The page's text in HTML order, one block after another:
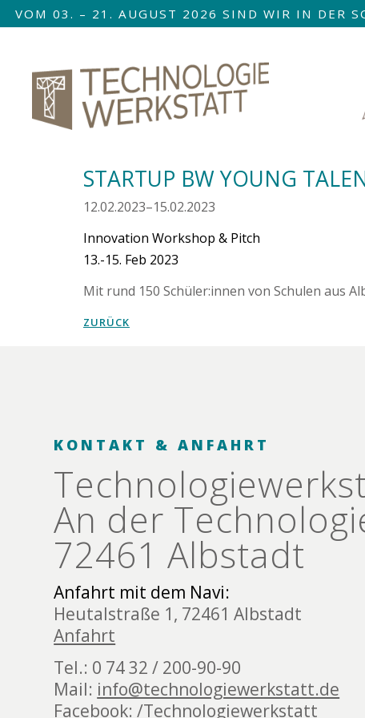
VOM 03. – 21. AUGUST 2026 SIND WIR IN DER
STARTUP BW YOUNG
12.02.2023–15.02.2023
Innovation Workshop & Pitch
13.-15. Feb 2023
Mit rund 150 Schüler:innen von Schulen aus
ZURÜCK
KONTAKT & ANFAHRT
An der
72461 Albstadt
Anfahrt mit dem Navi:
Heutalstraße 1, 72461 Albstadt
Anfahrt
Tel.: 0 74 32 / 200-90-90
Mail: info@technologiewerkstatt.de
Facebook:/Technologiewerkstatt